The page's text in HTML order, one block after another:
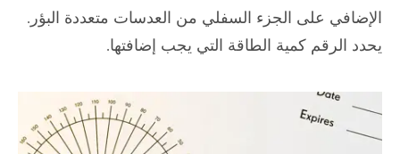
الإضافي على الجزء السفلي من العدسات متعددة البؤر.
يحدد الرقم كمية الطاقة التي يجب إضافتها.